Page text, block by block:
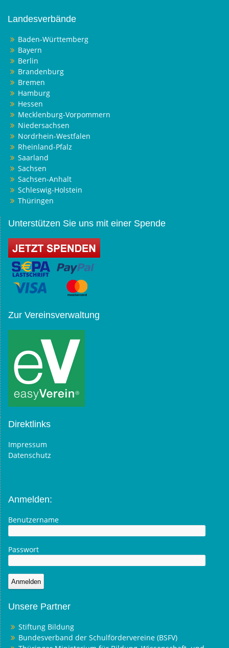
Landesverbände
Baden-Württemberg
Bayern
Berlin
Brandenburg
Bremen
Hamburg
Hessen
Mecklenburg-Vorpommern
Niedersachsen
Nordrhein-Westfalen
Rheinland-Pfalz
Saarland
Sachsen
Sachsen-Anhalt
Schleswig-Holstein
Thüringen
Unterstützen Sie uns mit einer Spende
Zur Vereinsverwaltung
Direktlinks
Impressum
Datenschutz
Anmelden:
Benutzername
Passwort
Unsere Partner
Stiftung Bildung
Bundesverband der Schulfördervereine (BSFV)